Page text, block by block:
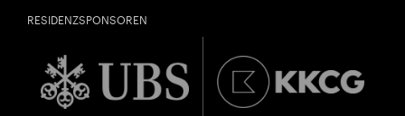
RESIDENZSPONSOREN